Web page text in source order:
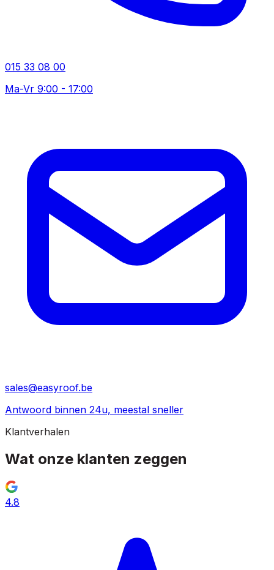
015 33 08 00
Ma-Vr 9:00 - 17:00
sales@easyroof.be
Antwoord binnen 24u, meestal sneller
Klantverhalen
Wat onze klanten zeggen
4.8